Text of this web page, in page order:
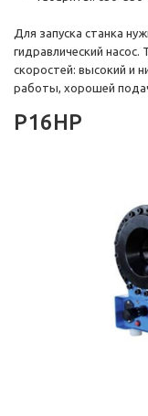
Для запуска станка
гидравлический насос.
скоростей: высокий и
работы, хорошей
P16HP